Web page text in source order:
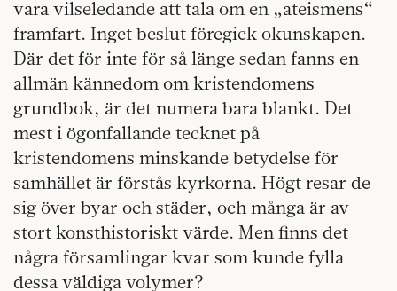
vara vilseledande att tala om en „ateismens“
framfart. Inget beslut föregick okunskapen.
Där det för inte för så länge sedan fanns en
allmän kännedom om kristendomens
grundbok, är det numera bara blankt. Det
mest i ögonfallande tecknet på
kristendomens minskande betydelse för
samhället är förstås kyrkorna. Högt resar de
sig över byar och städer, och många är av
stort konsthistoriskt värde. Men finns det
några församlingar kvar som kunde fylla
dessa väldiga volymer?